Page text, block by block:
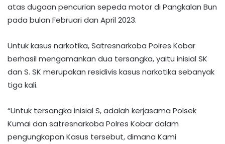
atas dugaan pencurian sepeda motor di Pangkalan Bun
pada bulan Februari dan April 2023.
Untuk kasus narkotika, Satresnarkoba Polres Kobar
berhasil mengamankan dua tersangka, yaitu inisial SK
dan S. SK merupakan residivis kasus narkotika sebanyak
tiga kali.
“Untuk tersangka inisial S, adalah kerjasama Polsek
Kumai dan satresnarkoba Polres Kobar dalam
pengungkapan Kasus tersebut, dimana Kami